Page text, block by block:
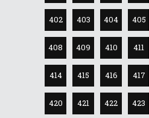
402 403 404 405
408 409 410 411
414 415 416 417
420 421 422 423